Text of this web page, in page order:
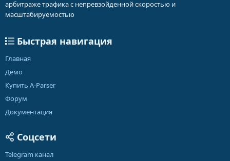
арбитраже трафика с непревзойденной скоростью и
масштабируемостью
Быстрая навигация
Главная
Демо
Купить A-Parser
Форум
Документация
Соцсети
Telegram канал